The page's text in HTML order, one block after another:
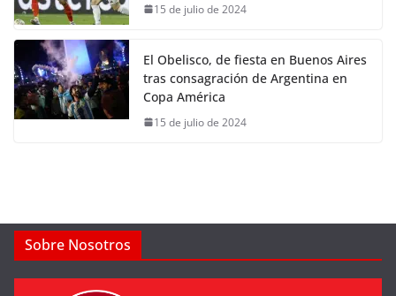
15 de julio de 2024
El Obelisco, de fiesta en Buenos Aires
tras consagración de Argentina en
Copa América
15 de julio de 2024
Sobre Nosotros